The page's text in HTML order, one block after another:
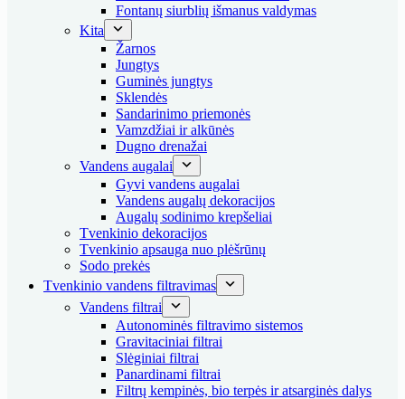
Fontanų siurblių išmanus valdymas
Kita
Žarnos
Jungtys
Guminės jungtys
Sklendės
Sandarinimo priemonės
Vamzdžiai ir alkūnės
Dugno drenažai
Vandens augalai
Gyvi vandens augalai
Vandens augalų dekoracijos
Augalų sodinimo krepšeliai
Tvenkinio dekoracijos
Tvenkinio apsauga nuo plėšrūnų
Sodo prekės
Tvenkinio vandens filtravimas
Vandens filtrai
Autonominės filtravimo sistemos
Gravitaciniai filtrai
Slėginiai filtrai
Panardinami filtrai
Filtrų kempinės, bio terpės ir atsarginės dalys